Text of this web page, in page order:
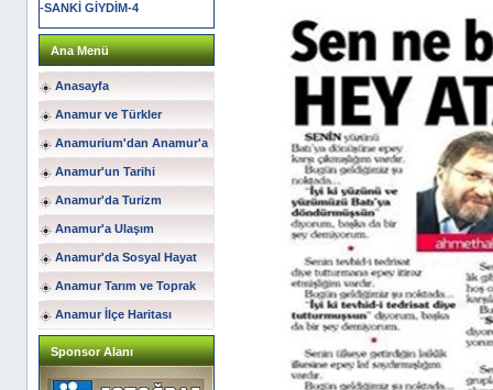
-SANKİ GİYDİM-4
Ana Menü
Anasayfa
Anamur ve Türkler
Anamurium'dan Anamur'a
Anamur'un Tarihi
Anamur'da Turizm
Anamur'a Ulaşım
Anamur'da Sosyal Hayat
Anamur Tarım ve Toprak
Anamur İlçe Haritası
Sponsor Alanı